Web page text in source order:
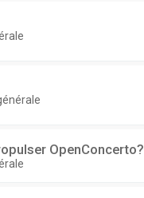
OpenConcerto?